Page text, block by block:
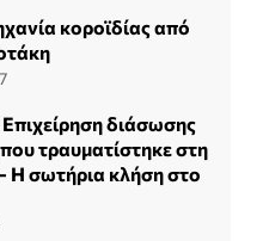
κοροϊδίας από
διάσωσης
τραυματίστηκε στη
Η σωτήρια κλήση στο